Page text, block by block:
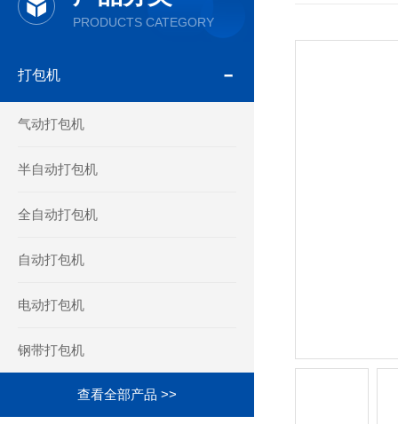
PRODUCTS CATEGORY
打包机
气动打包机
半自动打包机
全自动打包机
自动打包机
电动打包机
钢带打包机
查看全部产品 >>